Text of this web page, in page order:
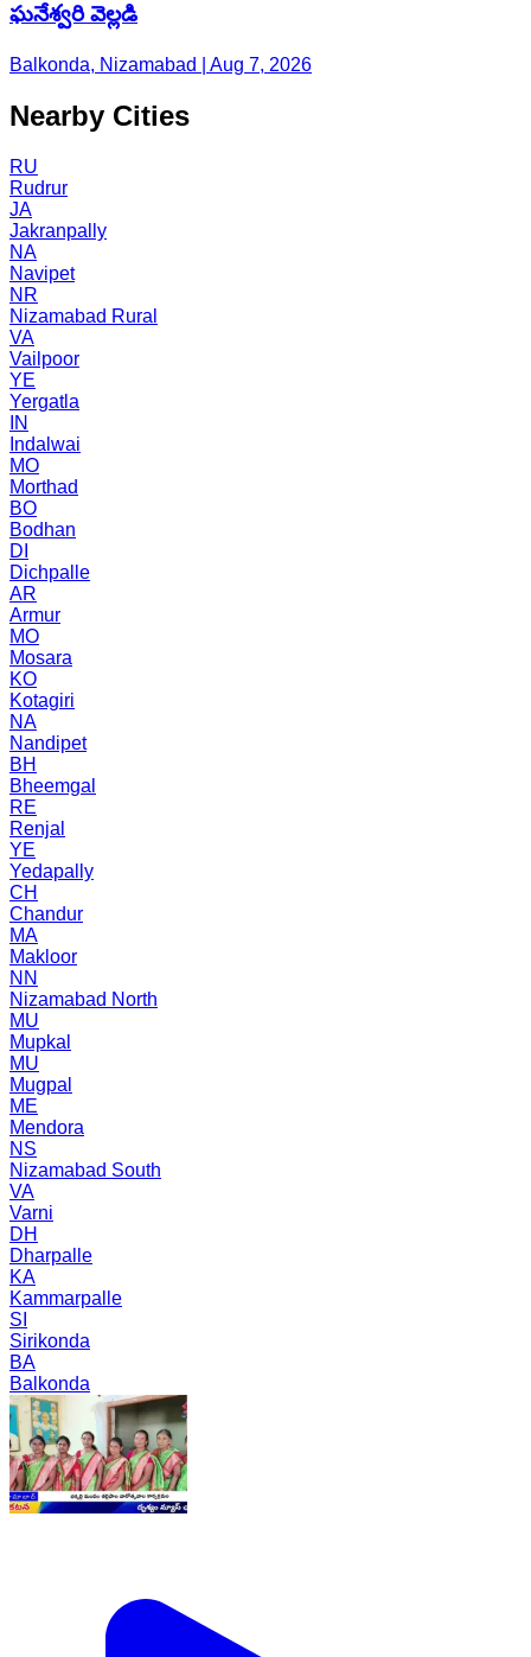
ఘనేశ్వరి వెల్లడి
Balkonda, Nizamabad | Aug 7, 2026
Nearby Cities
RU
Rudrur
JA
Jakranpally
NA
Navipet
NR
Nizamabad Rural
VA
Vailpoor
YE
Yergatla
IN
Indalwai
MO
Morthad
BO
Bodhan
DI
Dichpalle
AR
Armur
MO
Mosara
KO
Kotagiri
NA
Nandipet
BH
Bheemgal
RE
Renjal
YE
Yedapally
CH
Chandur
MA
Makloor
NN
Nizamabad North
MU
Mupkal
MU
Mugpal
ME
Mendora
NS
Nizamabad South
VA
Varni
DH
Dharpalle
KA
Kammarpalle
SI
Sirikonda
BA
Balkonda